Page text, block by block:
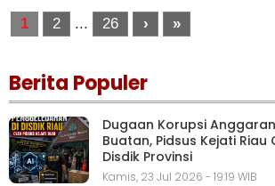
1 2 ... 26 › »
Berita Populer
Dugaan Korupsi
Buatan, Pidsus Kejati
Disdik Provinsi
Kamis, 23 Jul 2026 - 19:19 WIB